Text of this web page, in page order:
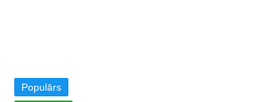
Populārs